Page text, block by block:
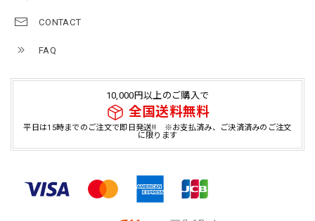
CONTACT
FAQ
10,000円以上のご購入で
全国送料無料
平日は15時までのご注文で即日発送!! ※お支払済み、ご決済済みのご注文
に限ります